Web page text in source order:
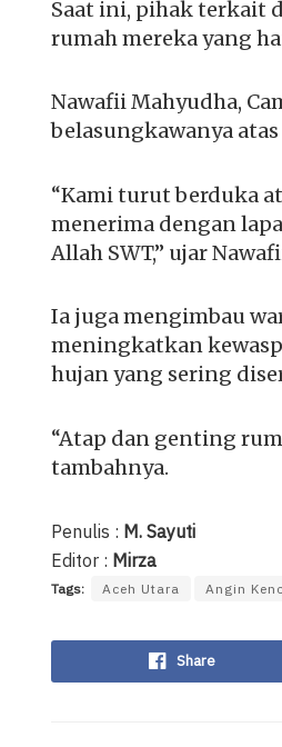
Saat ini, pihak terkait
rumah mereka yang
Nawafii Mahyudha,
belasungkawanya
“Kami turut berduka
menerima dengan
Allah SWT,” ujar
Ia juga mengimbau
meningkatkan
hujan yang sering
“Atap dan genting
tambahnya.
Penulis : M. Sayuti
Editor : Mirza
Tags: Aceh Utara Angin
Share